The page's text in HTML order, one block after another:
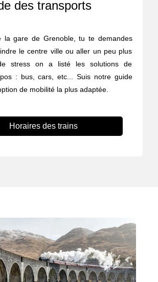
des transports
la gare de Grenoble, tu te demandes
le centre ville ou aller un peu plus
stress on a listé les solutions de
: bus, cars, etc... Suis notre guide
de mobilité la plus adaptée.
Horaires des trains